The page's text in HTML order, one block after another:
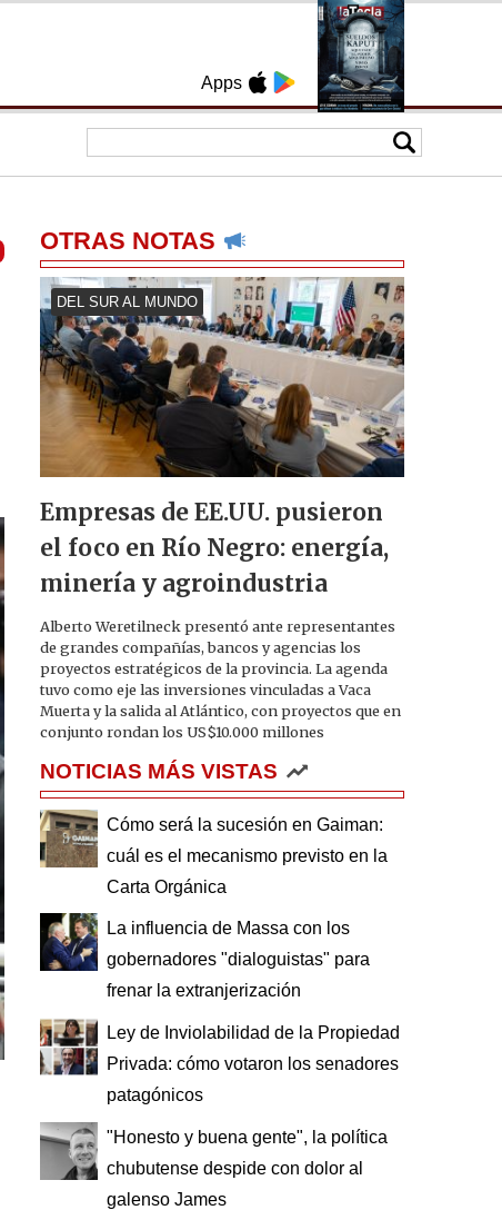
Apps
OTRAS NOTAS
DEL SUR AL MUNDO
Empresas de EE.UU. pusieron
el foco en Río Negro: energía,
minería y agroindustria
Alberto Weretilneck presentó ante representantes
de grandes compañías, bancos y agencias los
proyectos estratégicos de la provincia. La agenda
tuvo como eje las inversiones vinculadas a Vaca
Muerta y la salida al Atlántico, con proyectos que en
conjunto rondan los US$10.000 millones
NOTICIAS MÁS VISTAS
Cómo será la sucesión en Gaiman:
cuál es el mecanismo previsto en la
Carta Orgánica
La influencia de Massa con los
gobernadores "dialoguistas" para
frenar la extranjerización
Ley de Inviolabilidad de la Propiedad
Privada: cómo votaron los senadores
patagónicos
"Honesto y buena gente", la política
chubutense despide con dolor al
galenso James